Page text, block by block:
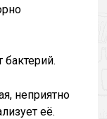
бактерий.
неприятно
её.